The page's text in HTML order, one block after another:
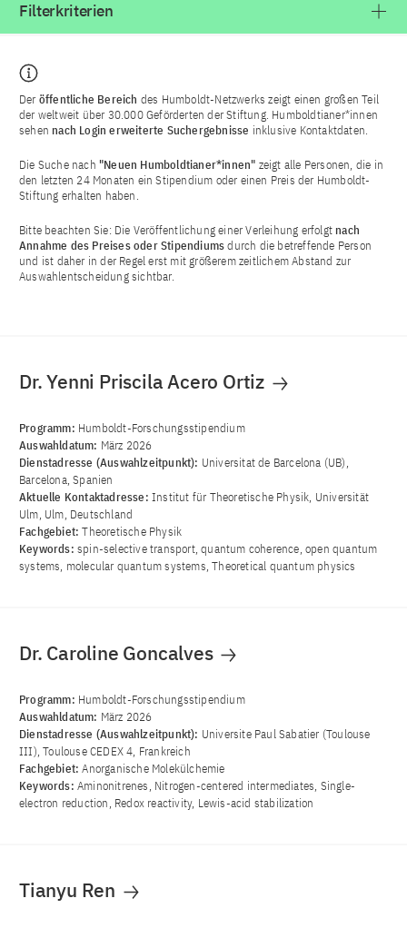
Filterkriterien
Der öffentliche Bereich des Humboldt-Netzwerks zeigt einen großen Teil
der weltweit über 30.000 Geförderten der Stiftung. Humboldtianer*innen
sehen nach Login erweiterte Suchergebnisse inklusive Kontaktdaten.
Die Suche nach "Neuen Humboldtianer*innen" zeigt alle Personen, die in
den letzten 24 Monaten ein Stipendium oder einen Preis der Humboldt-
Stiftung erhalten haben.
Bitte beachten Sie: Die Veröffentlichung einer Verleihung erfolgt nach
Annahme des Preises oder Stipendiumsdurch die betreffende Person
und ist daher in der Regel erst mit größerem zeitlichem Abstand zur
Auswahlentscheidung sichtbar.
Dr. Yenni Priscila Acero Ortiz
Programm: Humboldt-Forschungsstipendium
Auswahldatum: März 2026
Dienstadresse (Auswahlzeitpunkt): Universitat de Barcelona (UB),
Barcelona, Spanien
Aktuelle Kontaktadresse: Institut für Theoretische Physik, Universität
Ulm, Ulm, Deutschland
Fachgebiet:Theoretische Physik
Keywords: spin-selective transport, quantum coherence, open quantum
systems, molecular quantum systems, Theoretical quantum physics
Dr. Caroline Goncalves
Programm: Humboldt-Forschungsstipendium
Auswahldatum: März 2026
Dienstadresse (Auswahlzeitpunkt): Universite Paul Sabatier (Toulouse
III), Toulouse CEDEX 4, Frankreich
Fachgebiet:Anorganische Molekülchemie
Keywords: Aminonitrenes, Nitrogen-centered intermediates, Single-
electron reduction, Redox reactivity, Lewis-acid stabilization
Tianyu Ren